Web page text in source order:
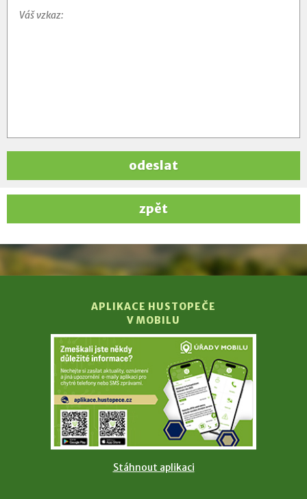
odeslat
zpět
APLIKACE HUSTOPEČE
V MOBILU
Stáhnout aplikaci